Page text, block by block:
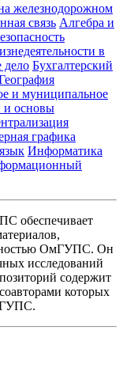
железнодорожном
связь Алгебра и
в
дело Бухгалтерский
и муниципальное
и основы
графика
Информатика
обеспечивает
ОмГУПС. Он
исследований
содержит
которых